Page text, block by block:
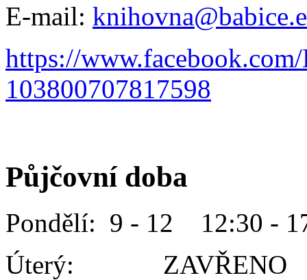
E-mail:
https://
103800707817598
Půjčovní doba
Pondělí: 9 - 12 12:30 -
Úterý: ZAVŘENO